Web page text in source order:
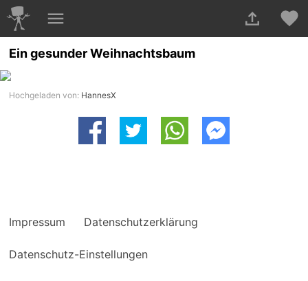
Ein gesunder Weihnachtsbaum
Hochgeladen von: HannesX
Impressum Datenschutzerklärung
Datenschutz-Einstellungen